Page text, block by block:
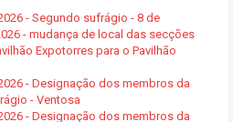
- Segundo sufrágio - 8 de
- mudança de local das secções
Expotorres para o Pavilhão
- Designação dos membros da
- Ventosa
- Designação dos membros da